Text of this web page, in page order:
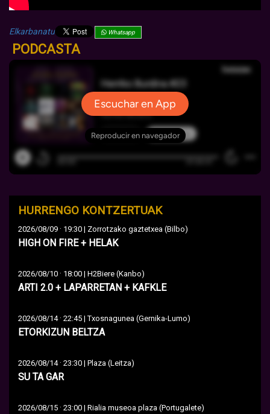
Elkarbanatu Whatsapp
PODCASTA
HURRENGO KONTZERTUAK
2026/08/09 · 19:30 | Zorrotzako gaztetxea (Bilbo)
HIGH ON FIRE + HELAK
2026/08/10 · 18:00 | H2Biere (Kanbo)
ARTI 2.0 + LAPARRETAN + KAFKLE
2026/08/14· 22:45 | Txosnagunea (Gernika-Lumo)
ETORKIZUN BELTZA
2026/08/14· 23:30 | Plaza (Leitza)
SU TA GAR
2026/08/15 · 23:00 | Rialia museoa plaza (Portugalete)